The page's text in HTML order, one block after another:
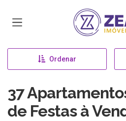
Página
Ordenar
37
de Festas à